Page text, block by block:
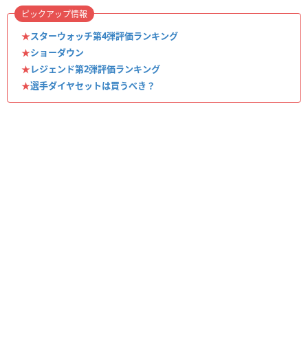
★スターウォッチ第4弾評価ランキング
★ショーダウン
★レジェンド第2弾評価ランキング
★選手ダイヤセットは買うべき？
ピックアップ情報